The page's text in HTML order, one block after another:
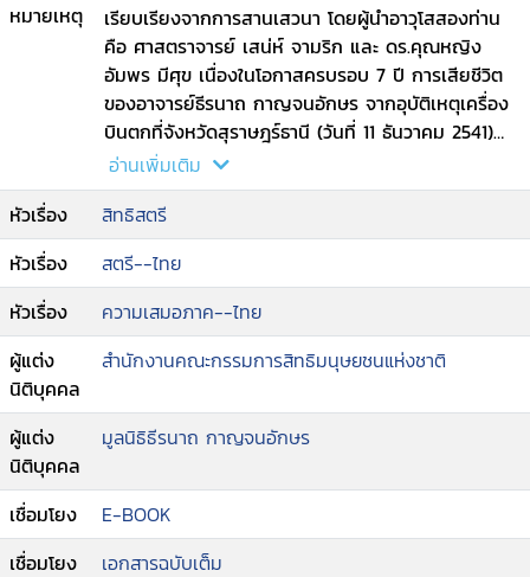
หมายเหตุ
เรียบเรียงจากการสานเสวนา โดยผู้นำอาวุโสสองท่าน
คือ ศาสตราจารย์ เสน่ห์ จามริก และ ดร.คุณหญิง
อัมพร มีศุข เนื่องในโอกาสครบรอบ 7 ปี การเสียชีวิต
ของอาจารย์ธีรนาถ กาญจนอักษร จากอุบัติเหตุเครื่อง
บินตกที่จังหวัดสุราษฎร์ธานี (วันที่ 11 ธันวาคม 2541)
จัดโดย มูลนิธิธีรนาถ กาญจนอักษร ร่วมกับ
สถาบันวิจัยสังคม จุฬาลงกรณ์มหาวิทยาลัย และคณะ
อนุกรรมการด้านส่งเสริมโอกาสและความเสมอภาค ใน
คณะกรรมการสิทธิมนุษยชนแห่งชาติ เมื่อวันที่ 21
ธันวาคม 2548 ณ ห้องประชุม ชั้น 2 อาคารสถาบัน 3
คณะเภสัชศาสตร์ จุฬาลงกรณ์มหาวิทยาลัย.
อ่านเพิ่มเติม
หัวเรื่อง
สิทธิสตรี
หัวเรื่อง
สตรี--ไทย
หัวเรื่อง
ความเสมอภาค--ไทย
ผู้แต่ง
นิติบุคคล
สำนักงานคณะกรรมการสิทธิมนุษยชนแห่งชาติ
ผู้แต่ง
นิติบุคคล
มูลนิธิธีรนาถ กาญจนอักษร
เชื่อมโยง
E-BOOK
เชื่อมโยง
เอกสารฉบับเต็ม